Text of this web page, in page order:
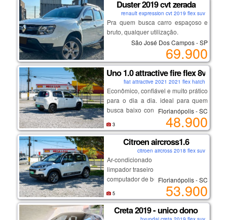
destaques:
motor 1.6 forte e econômico
excelente espaço interno e porta-
conforto e dirigibilidade
manutenção em dia
carro impecável, sem detalhes
Duster 2019 cvt zerada
renault expression cvt 2019 flex suv
Pra quem busca carro espaçoso e
bruto, qualquer utilização.
melhor versão, motor sce
indestrutível, corrente de comando.
câmbio cvt imparável, trocas suaves
e consumo baixo.
auxiliar de subida em rampa,
computador de bordo, modo eco.
rodas de liga, ajuste de bancos,
multimídia e muito mais...
segundo dono, nota de zero,
cautelar 100% sem repintura.
oportunidade de adquirir o melhor
da região, confira!
_______________________
São José Dos Campos - SP
69.900
Uno 1.0 attractive fire flex 8v
fiat attractive 2021 2021 flex hatch
Econômico, confiável e muito prático
para o dia a dia. ideal para quem
busca baixo consumo, manutenção
💡 destaques:
motor 1.0 muito econômico
baixa quilometragem
ótimo custo-benefício
manutenção em dia
carro impecável, sem detalhes
Florianópolis - SC
48.900
3
Citroen aircross1.6
citroen aircross 2018 flex suv
Ar-condicionado
limpador traseiro
computador de bordo
desembaçador traseiro
direção hidráulica
rodas de liga leve
Florianópolis - SC
53.900
5
Creta 2019 - unico dono